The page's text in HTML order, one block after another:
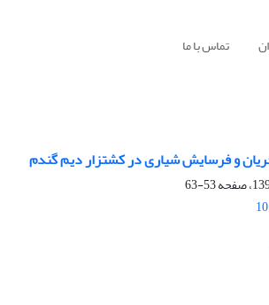
تماس با ما
و فرسایش شیاری در کشتزار دیم گندم
53-63